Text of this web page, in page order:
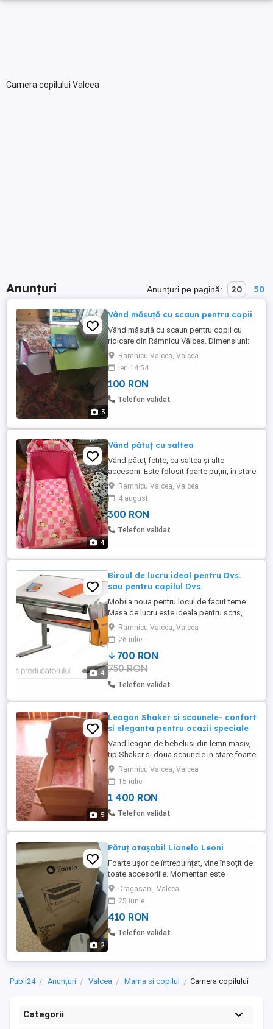
Camera copilului Valcea
Anunțuri Anunțuri pe pagină: 20 50
3
Vând măsuță cu scaun pentru copii
Vând măsuță cu scaun pentru copii cu
ridicare din Râmnicu Vâlcea. Dimensiuni:
60 cm lungime, 50 cm lățime și 52 cm
înălțime.
Ramnicu Valcea, Valcea
ieri 14:54
100 RON
Telefon validat
4
Vând pătuț cu saltea
Vând pătuț fetițe, cu saltea și alte
accesorii. Este folosit foarte puțin, în stare
foarte bună. Ridicare personală din
Râmnicu Vâlcea.
Ramnicu Valcea, Valcea
4 august
300 RON
Telefon validat
4
Biroul de lucru ideal pentru Dvs.
sau pentru copilul Dvs.
Mobila noua pentru locul de facut teme.
Masa de lucru este ideala pentru scris,
desenat, pictat, proiectat s.a.m.d. fiind
reglabila in inaltime si in unghiul de lucru.
La fel si scaunul telescopic. Creste o data
cu copilul Dvs.! Calitate MADE IN
GERMANY ! Se vand impreuna si numai
prin ridicare de la ...
Ramnicu Valcea, Valcea
26 iulie
700 RON
750 RON
Telefon validat
5
Leagan Shaker si scaunele- confort
si eleganta pentru ocazii speciale
Vand leagan de bebelusi din lemn masiv,
tip Shaker si doua scaunele in stare foarte
buna, ideale pentru momente de relaxare,
perfecte pentru ocazii speciale. Leaganul
si cele doua scaunele sunt realizat din
lemn de calitate, durabil si sigur, cu
finisaje netede si sigure pentru copii. Sunt
Ramnicu Valcea, Valcea
15 iulie
1 400 RON
Telefon validat
2
Pătuț atașabil Lionelo Leoni
Foarte ușor de întrebuințat, vine însoțit de
toate accesoriile. Momentan este
dezasamblat și pregătit pentru livrare.
Dragasani, Valcea
25 iunie
410 RON
Telefon validat
Publi24 Anunțuri Valcea Mama si copilul Camera copilului
Categorii